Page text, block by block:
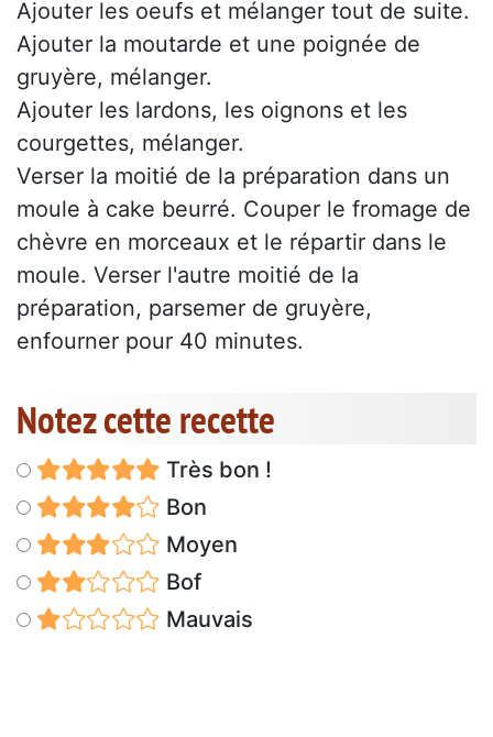
Ajouter les oeufs et mélanger tout de suite.
Ajouter la moutarde et une poignée de
gruyère, mélanger.
Ajouter les lardons, les oignons et les
courgettes, mélanger.
Verser la moitié de la préparation dans un
moule à cake beurré. Couper le fromage de
chèvre en morceaux et le répartir dans le
moule. Verser l'autre moitié de la
préparation, parsemer de gruyère,
enfourner pour 40 minutes.
Notez cette recette
Très bon !
Bon
Moyen
Bof
Mauvais